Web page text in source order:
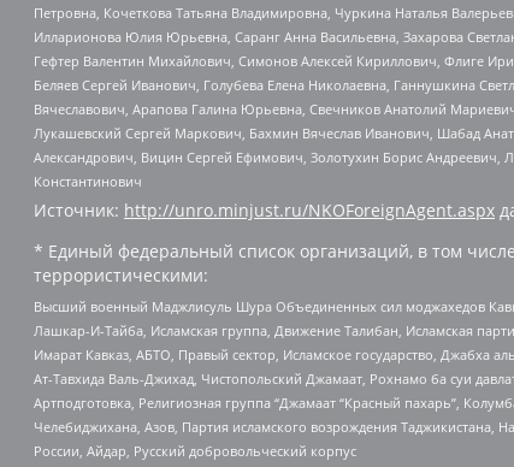
Петровна, Кочеткова Татьяна Владимировна, Чуркина Наталья
Илларионова Юлия Юрьевна, Саранг Анна Васильевна, Захарова
Гефтер Валентин Михайлович, Симонов Алексей Кириллович, Флиге
Беляев Сергей Иванович, Голубева Елена Николаевна, Ганнушкина
Вячеславович, Арапова Галина Юрьевна, Свечников Анатолий
Лукашевский Сергей Маркович, Бахмин Вячеслав Иванович, Шабад
Александрович, Вицин Сергей Ефимович, Золотухин Борис
Константинович
Источник: http://unro.minjust.ru/NKOForeignAgent.aspx
* Единый федеральный список организаций, в том
террористическими:
Высший военный Маджлисуль Шура Объединенных сил моджахедов
Лашкар-И-Тайба, Исламская группа, Движение Талибан, Исламская
Имарат Кавказ, АБТО, Правый сектор, Исламское государство,
Ат-Тавхида Валь-Джихад, Чистопольский Джамаат, Рохнамо ба суи
Артподготовка, Религиозная группа “Джамаат “Красный пахарь”,
Челебиджихана, Азов, Партия исламского возрождения
России, Айдар, Русский добровольческий корпус